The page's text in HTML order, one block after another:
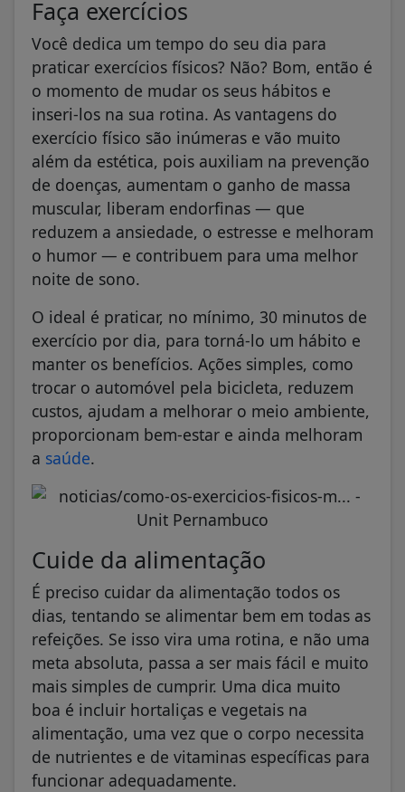
Faça exercícios
Você dedica um tempo do seu dia para
praticar exercícios físicos? Não? Bom, então é
o momento de mudar os seus hábitos e
inseri-los na sua rotina. As vantagens do
exercício físico são inúmeras e vão muito
além da estética, pois auxiliam na prevenção
de doenças, aumentam o ganho de massa
muscular, liberam endorfinas — que
reduzem a ansiedade, o estresse e melhoram
o humor — e contribuem para uma melhor
noite de sono.
O ideal é praticar, no mínimo, 30 minutos de
exercício por dia, para torná-lo um hábito e
manter os benefícios. Ações simples, como
trocar o automóvel pela bicicleta, reduzem
custos, ajudam a melhorar o meio ambiente,
proporcionam bem-estar e ainda melhoram
a saúde.
Cuide da alimentação
É preciso cuidar da alimentação todos os
dias, tentando se alimentar bem em todas as
refeições. Se isso vira uma rotina, e não uma
meta absoluta, passa a ser mais fácil e muito
mais simples de cumprir. Uma dica muito
boa é incluir hortaliças e vegetais na
alimentação, uma vez que o corpo necessita
de nutrientes e de vitaminas específicas para
funcionar adequadamente.